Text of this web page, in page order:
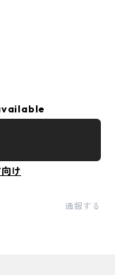
け
通報する